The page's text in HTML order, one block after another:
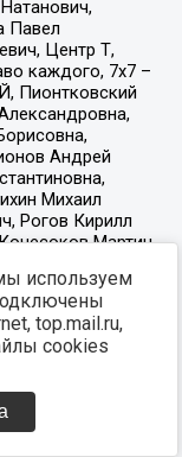
используем
top.mail.ru,
cookies